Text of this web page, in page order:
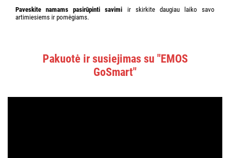
Paveskite namams pasirūpinti savimi ir skirkite daugiau laiko savo
artimiesiems ir pomėgiams.
Pakuotė ir susiejimas su "EMOS
GoSmart"